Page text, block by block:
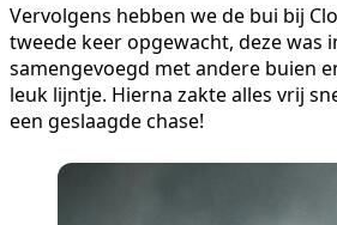
Vervolgens hebben we de bui bij
tweede keer opgewacht, deze was
samengevoegd met andere buien
leuk lijntje. Hierna zakte alles vrij
een geslaagde chase!